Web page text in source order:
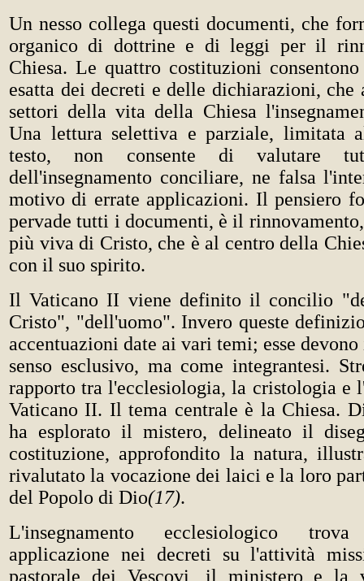
Un nesso collega questi documenti, che
organico di dottrine e di leggi per il
Chiesa. Le quattro costituzioni
esatta dei decreti e delle dichiarazioni,
settori della vita della Chiesa
Una lettura selettiva e parziale, limitata
testo, non consente di valutare
dell'insegnamento conciliare, ne falsa
motivo di errate applicazioni. Il pensiero
pervade tutti i documenti, è il
più viva di Cristo, che è al centro della
con il suo spirito.
Il Vaticano II viene definito il concilio
Cristo", "dell'uomo". Invero queste
accentuazioni date ai vari temi; esse
senso esclusivo, ma come integrantesi.
rapporto tra l'ecclesiologia, la cristologia e
Vaticano II. Il tema centrale è la Chiesa.
ha esplorato il mistero, delineato il
costituzione, approfondito la natura,
rivalutato la vocazione dei laici e la loro
del Popolo di Dio(17).
L'insegnamento ecclesiologico
applicazione nei decreti su l'attività
pastorale dei Vescovi, il ministero e la